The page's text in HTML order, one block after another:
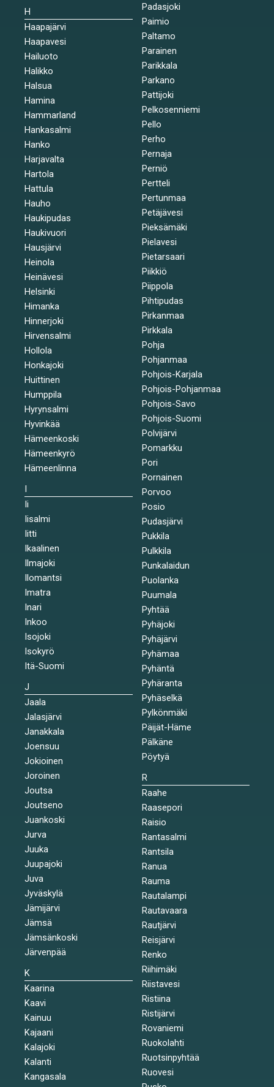
H
Haapajärvi
Haapavesi
Hailuoto
Halikko
Halsua
Hamina
Hammarland
Hankasalmi
Hanko
Harjavalta
Hartola
Hattula
Hauho
Haukipudas
Haukivuori
Hausjärvi
Heinola
Heinävesi
Helsinki
Himanka
Hinnerjoki
Hirvensalmi
Hollola
Honkajoki
Huittinen
Humppila
Hyrynsalmi
Hyvinkää
Hämeenkoski
Hämeenkyrö
Hämeenlinna
I
Ii
Iisalmi
Iitti
Ikaalinen
Ilmajoki
Ilomantsi
Imatra
Inari
Inkoo
Isojoki
Isokyrö
Itä-Suomi
J
Jaala
Jalasjärvi
Janakkala
Joensuu
Jokioinen
Joroinen
Joutsa
Joutseno
Juankoski
Jurva
Juuka
Juupajoki
Juva
Jyväskylä
Jämijärvi
Jämsä
Jämsänkoski
Järvenpää
K
Kaarina
Kaavi
Kainuu
Kajaani
Kalajoki
Kalanti
Kangasala
Padasjoki
Paimio
Paltamo
Parainen
Parikkala
Parkano
Pattijoki
Pelkosenniemi
Pello
Perho
Pernaja
Perniö
Pertteli
Pertunmaa
Petäjävesi
Pieksämäki
Pielavesi
Pietarsaari
Piikkiö
Piippola
Pihtipudas
Pirkanmaa
Pirkkala
Pohja
Pohjanmaa
Pohjois-Karjala
Pohjois-Pohjanmaa
Pohjois-Savo
Pohjois-Suomi
Polvijärvi
Pomarkku
Pori
Pornainen
Porvoo
Posio
Pudasjärvi
Pukkila
Pulkkila
Punkalaidun
Puolanka
Puumala
Pyhtää
Pyhäjoki
Pyhäjärvi
Pyhämaa
Pyhäntä
Pyhäranta
Pyhäselkä
Pylkönmäki
Päijät-Häme
Pälkäne
Pöytyä
R
Raahe
Raasepori
Raisio
Rantasalmi
Rantsila
Ranua
Rauma
Rautalampi
Rautavaara
Rautjärvi
Reisjärvi
Renko
Riihimäki
Riistavesi
Ristiina
Ristijärvi
Rovaniemi
Ruokolahti
Ruotsinpyhtää
Ruovesi